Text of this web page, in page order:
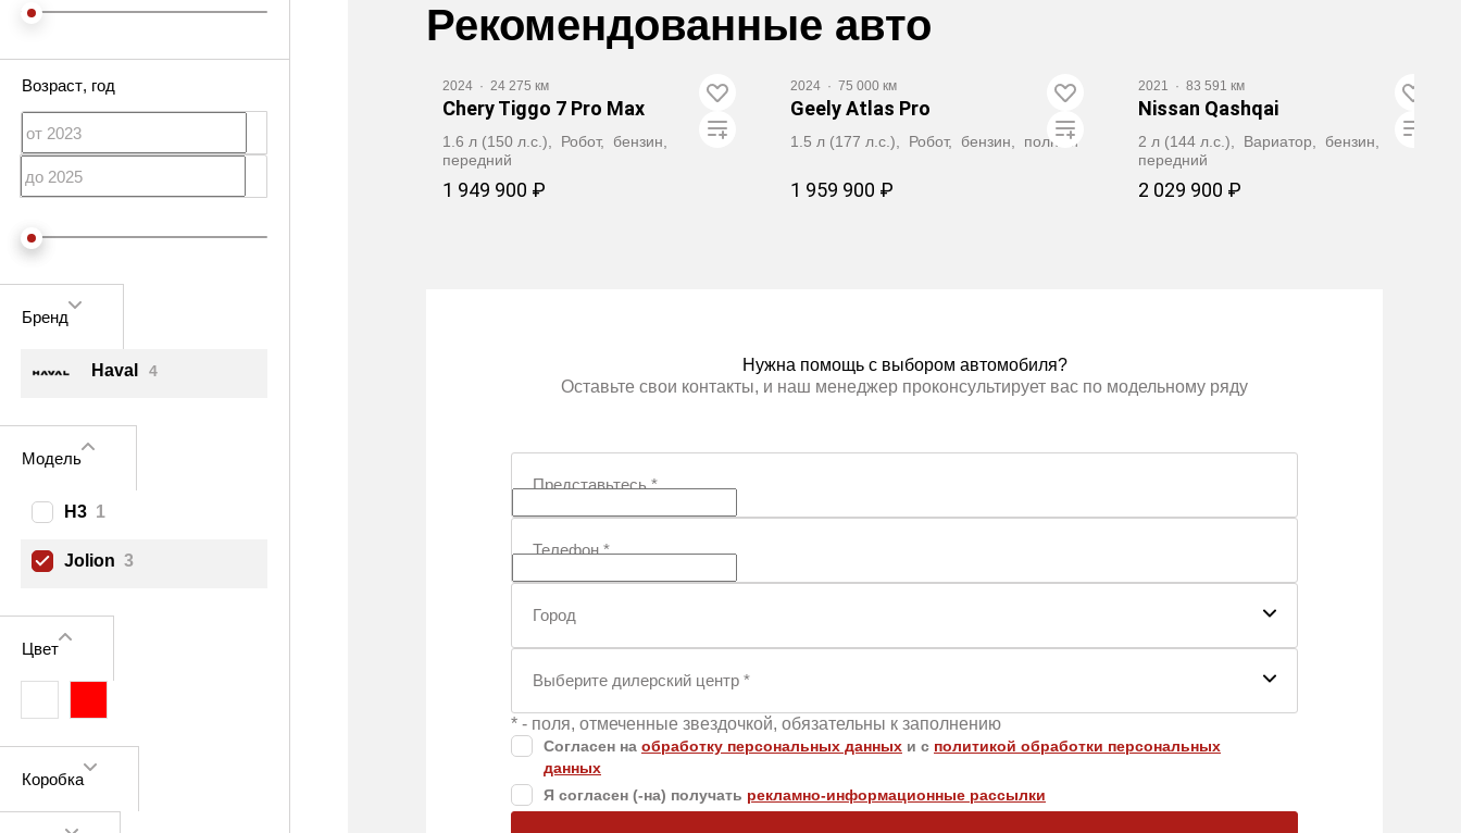
Возраст, год
Бренд
Haval 4
Модель
H3 1
Jolion 3
Цвет
Коробка
Рекомендованные авто
2024 · 24 275 км
Chery Tiggo 7 Pro Max
1.6 л (150 л.с.), Робот, бензин,
передний
1 949 900 ₽
2024 · 75 000 км
Geely Atlas Pro
1.5 л (177 л.с.), Робот, бензин, полный
1 959 900 ₽
2021 · 83 591 км
Nissan Qashqai
2 л (144 л.с.), Вариатор, бензин,
передний
2 029 900 ₽
Нужна помощь с выбором автомобиля?
Оставьте свои контакты, и наш менеджер проконсультирует вас по модельному ряду
Представьтесь*
Телефон*
Город
Выберите дилерский центр *
* - поля, отмеченные звездочкой, обязательны к заполнению
Согласен на обработку персональных данных и c политикой обработки персональных
данных
Я согласен (-на) получать рекламно-информационные рассылки